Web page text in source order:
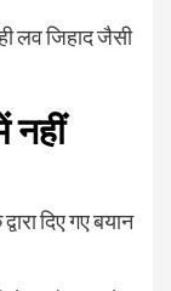
लव जिहाद जैसी
नहीं
दिए गए बयान